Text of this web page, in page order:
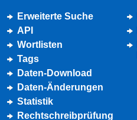
Erweiterte Suche
API
Wortlisten
Tags
Daten-Download
Daten-Änderungen
Statistik
Rechtschreibprüfung